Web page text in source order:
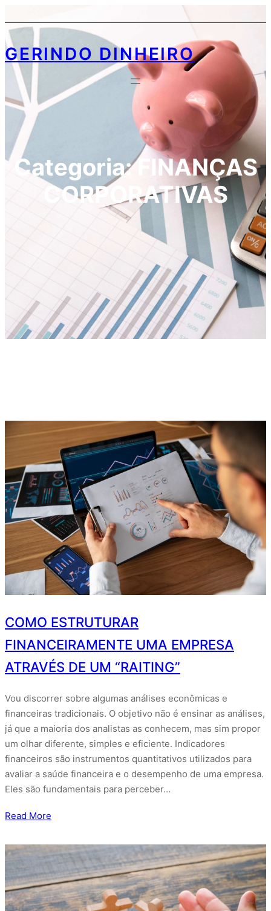
GERINDO DINHEIRO
Categoria:FINANÇAS
CORPORATIVAS
COMO ESTRUTURAR
FINANCEIRAMENTE UMA EMPRESA
ATRAVÉS DE UM “RAITING”
Vou discorrer sobre algumas análises econômicas e
financeiras tradicionais. O objetivo não é ensinar as análises,
já que a maioria dos analistas as conhecem, mas sim propor
um olhar diferente, simples e eficiente. Indicadores
financeiros são instrumentos quantitativos utilizados para
avaliar a saúde financeira e o desempenho de uma empresa.
Eles são fundamentais para perceber…
Read More